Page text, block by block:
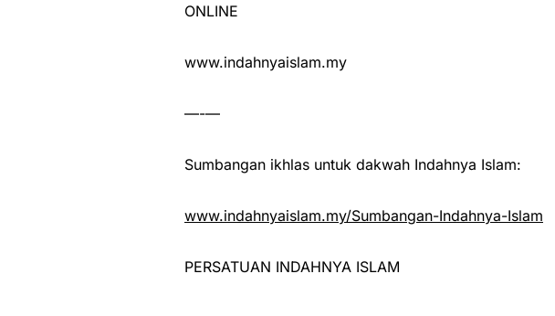
ONLINE
www.indahnyaislam.my
—-—
Sumbangan ikhlas untuk dakwah Indahnya Islam:
www.indahnyaislam.my/Sumbangan-Indahnya-Islam
PERSATUAN INDAHNYA ISLAM